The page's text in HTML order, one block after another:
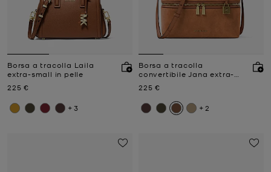
Borsa a tracolla Laila
extra-small in pelle
Prezzo attuale
225 €
+3
Borsa a tracolla
convertibile Jana extra-
Prezzo attuale
225 €
+2